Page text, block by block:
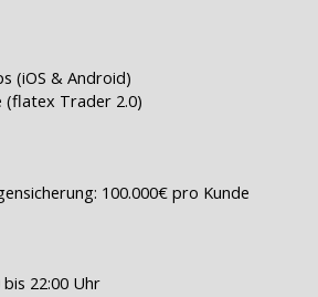
(iOS & Android)
(flatex Trader 2.0)
100.000€ pro Kunde
22:00 Uhr